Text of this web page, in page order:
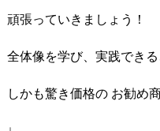
頑張っていきましょう！
全体像を学び、実践できる
しかも驚き価格の お勧め